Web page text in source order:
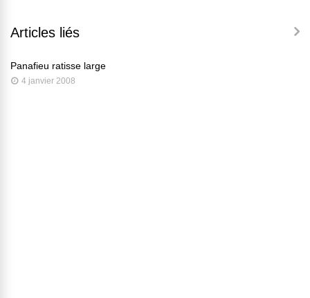
Articles liés
Panafieu ratisse large
4 janvier 2008